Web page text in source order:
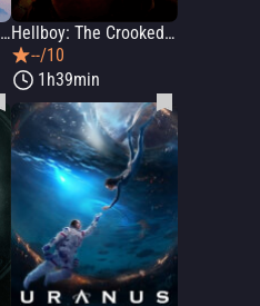
Godzilla y Kong: El nuevo imperio
Hellboy: The Crooked Man
--/10
1h39min